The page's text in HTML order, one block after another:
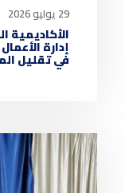
29 يوليو 2026
الأكاديمية
إدارة
في تقليل